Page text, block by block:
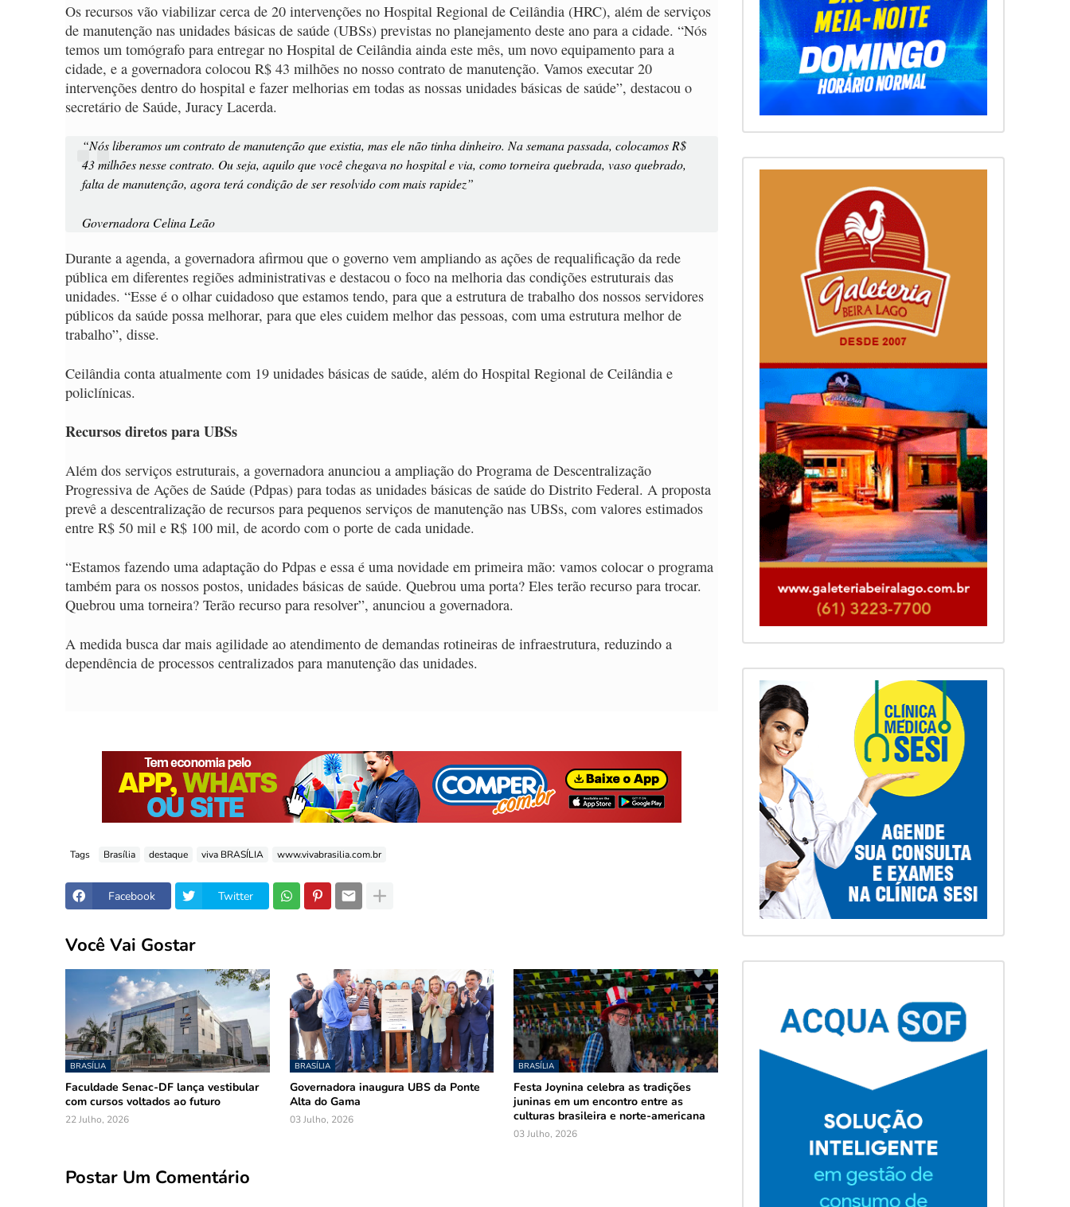
Os recursos vão viabilizar cerca de 20 intervenções no Hospital Regional de Ceilândia (HRC), além de serviços
de manutenção nas unidades básicas de saúde (UBSs) previstas no planejamento deste ano para a cidade. “Nós
temos um tomógrafo para entregar no Hospital de Ceilândia ainda este mês, um novo equipamento para a
cidade, e a governadora colocou R$ 43 milhões no nosso contrato de manutenção. Vamos executar 20
intervenções dentro do hospital e fazer melhorias em todas as nossas unidades básicas de saúde”, destacou o
secretário de Saúde, Juracy Lacerda.
“Nós liberamos um contrato de manutenção que existia, mas ele não tinha dinheiro. Na semana passada, colocamos R$
43 milhões nesse contrato. Ou seja, aquilo que você chegava no hospital e via, como torneira quebrada, vaso quebrado,
falta de manutenção, agora terá condição de ser resolvido com mais rapidez”
Governadora Celina Leão
Durante a agenda, a governadora afirmou que o governo vem ampliando as ações de requalificação da rede
pública em diferentes regiões administrativas e destacou o foco na melhoria das condições estruturais das
unidades. “Esse é o olhar cuidadoso que estamos tendo, para que a estrutura de trabalho dos nossos servidores
públicos da saúde possa melhorar, para que eles cuidem melhor das pessoas, com uma estrutura melhor de
trabalho”, disse.
Ceilândia conta atualmente com 19 unidades básicas de saúde, além do Hospital Regional de Ceilândia e
policlínicas.
Recursos diretos para UBSs
Além dos serviços estruturais, a governadora anunciou a ampliação do Programa de Descentralização
Progressiva de Ações de Saúde (Pdpas) para todas as unidades básicas de saúde do Distrito Federal. A proposta
prevê a descentralização de recursos para pequenos serviços de manutenção nas UBSs, com valores estimados
entre R$ 50 mil e R$ 100 mil, de acordo com o porte de cada unidade.
“Estamos fazendo uma adaptação do Pdpas e essa é uma novidade em primeira mão: vamos colocar o programa
também para os nossos postos, unidades básicas de saúde. Quebrou uma porta? Eles terão recurso para trocar.
Quebrou uma torneira? Terão recurso para resolver”, anunciou a governadora.
A medida busca dar mais agilidade ao atendimento de demandas rotineiras de infraestrutura, reduzindo a
dependência de processos centralizados para manutenção das unidades.
Tags Brasília destaque viva BRASÍLIA www.vivabrasilia.com.br
Facebook Twitter
Você Vai Gostar
BRASÍLIA
Faculdade Senac-DF lança vestibular
com cursos voltados ao futuro
22 Julho, 2026
BRASÍLIA
Governadora inaugura UBS da Ponte
Alta do Gama
03 Julho, 2026
BRASÍLIA
Festa Joynina celebra as tradições
juninas em um encontro entre as
culturas brasileira e norte-americana
03 Julho, 2026
Postar Um Comentário